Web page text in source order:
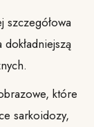
szczegółowa
które
sarkoidozy,